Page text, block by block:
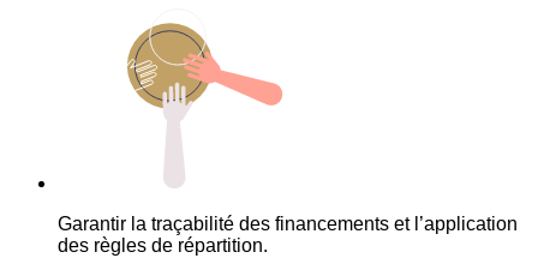
Garantir la traçabilité des financements et l’application
des règles de répartition.